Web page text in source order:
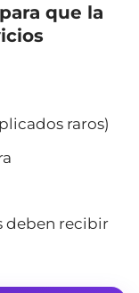
que la
raros)
deben recibir